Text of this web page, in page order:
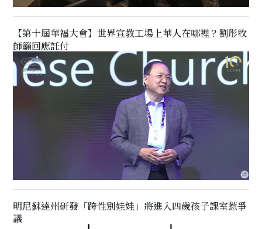
【第十屆華福大會】世界宣教工場上華人在哪裡？劉彤牧
師籲回應託付
明尼蘇達州研發「跨性別娃娃」將進入四歲孩子課室惹爭
議